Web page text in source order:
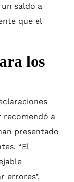
saldo a
que el
los
recomendó a
presentado
“El
errores”,